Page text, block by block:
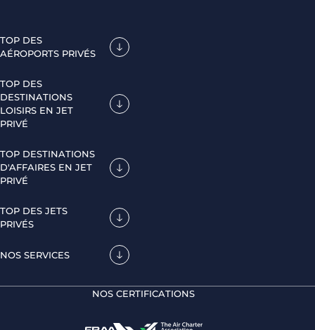
TOP DES
AÉROPORTS PRIVÉS
TOP DES
DESTINATIONS
LOISIRS EN JET
PRIVÉ
TOP DESTINATIONS
D'AFFAIRES EN JET
PRIVÉ
TOP DES JETS
PRIVÉS
NOS SERVICES
NOS CERTIFICATIONS